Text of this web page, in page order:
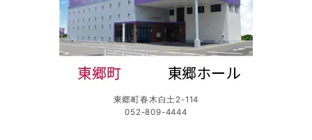
東郷町春木白土2-114
052-809-4444